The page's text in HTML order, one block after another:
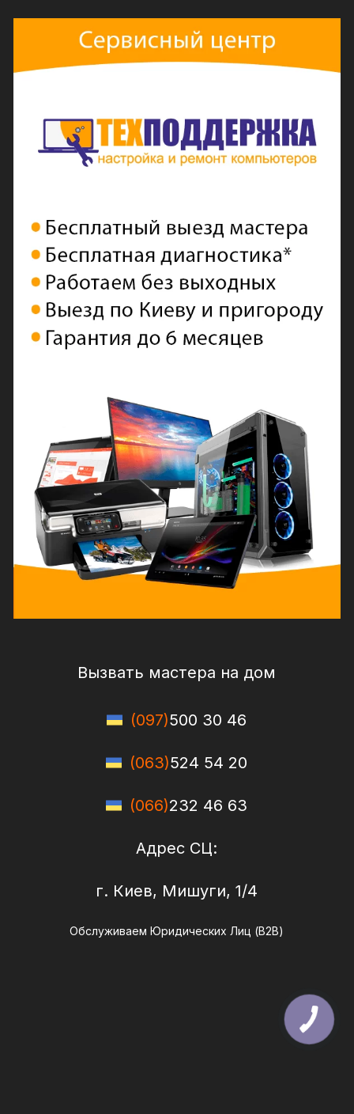
Вызвать мастера на дом
(097)500 30 46
(063)524 54 20
(066)232 46 63
Адрес СЦ:
г. Киев, Мишуги, 1/4
Обслуживаем Юридических Лиц (B2B)